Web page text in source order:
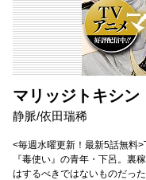
マリッジトキシン
静脈/依田瑞稀
<毎週水曜更新！最新5話無
『毒使い』の青年・下呂。裏
はするべきではないものだっ